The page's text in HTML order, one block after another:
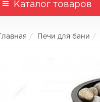
Каталог товаров
Главная Печи для бани